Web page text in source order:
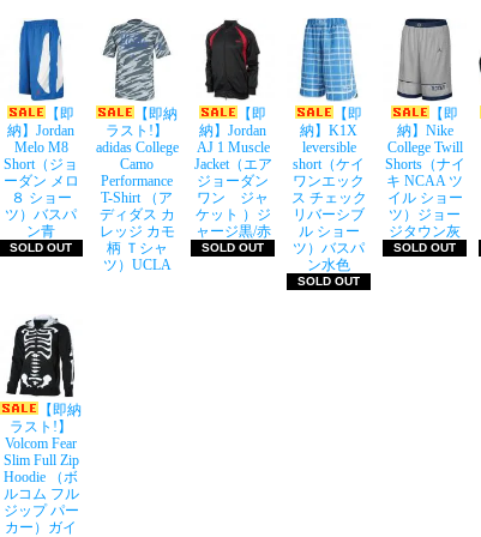
【即
納】Jordan
Melo M8
Short（ジョ
ーダン メロ
８ ショー
ツ）バスパ
ン青
SOLD OUT
【即納
ラスト!】
adidas College
Camo
Performance
T-Shirt （ア
ディダス カ
レッジ カモ
柄 Ｔシャ
ツ）UCLA
【即
納】Jordan
AJ 1 Muscle
Jacket（エア
ジョーダン
ワン ジャ
ケット ）ジ
ャージ黒/赤
SOLD OUT
【即
納】K1X
leversible
short（ケイ
ワンエック
ス チェック
リバーシブ
ル ショー
ツ）バスパ
ン水色
SOLD OUT
【即
納】Nike
College Twill
Shorts（ナイ
キ NCAA ツ
イル ショー
ツ）ジョー
ジタウン灰
SOLD OUT
【即納
ラスト!】
Volcom Fear
Slim Full Zip
Hoodie （ボ
ルコム フル
ジップ パー
カー）ガイ